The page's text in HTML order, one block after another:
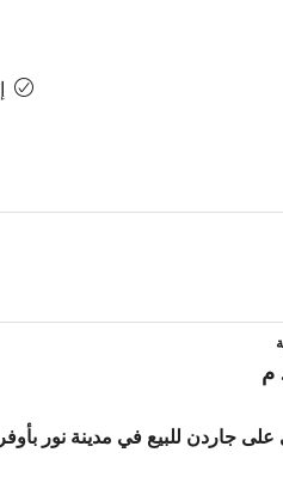
على جاردن للبيع في مدينة نور بأوفر